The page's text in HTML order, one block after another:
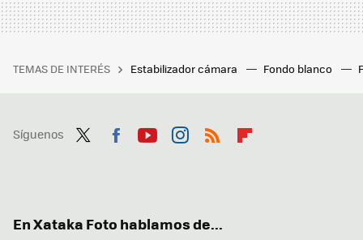
TEMAS DE INTERÉS Estabilizador cámara Fondo blanco
Síguenos
En Xataka Foto hablamos de...